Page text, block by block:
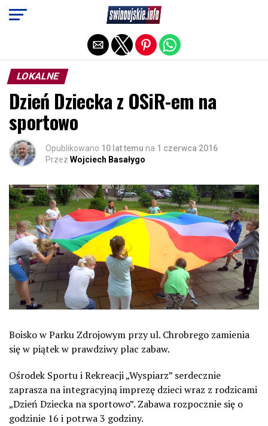
LOKALNE
Dzień Dziecka z OSiR-em na
sportowo
Opublikowano 10 lat temu na 1 czerwca 2016
Przez Wojciech Basałygo
Boisko w Parku Zdrojowym przy ul. Chrobrego zamienia
się w piątek w prawdziwy plac zabaw.
Ośrodek Sportu i Rekreacji „Wyspiarz” serdecznie
zaprasza na integracyjną imprezę dzieci wraz z rodzicami
„Dzień Dziecka na sportowo”. Zabawa rozpocznie się o
godzinie 16 i potrwa 3 godziny.
Exit mobile version